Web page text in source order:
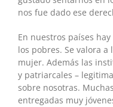
nos fue dado ese
En nuestros países
los pobres. Se valora
mujer. Además las
y patriarcales –
sobre nosotras.
entregadas muy